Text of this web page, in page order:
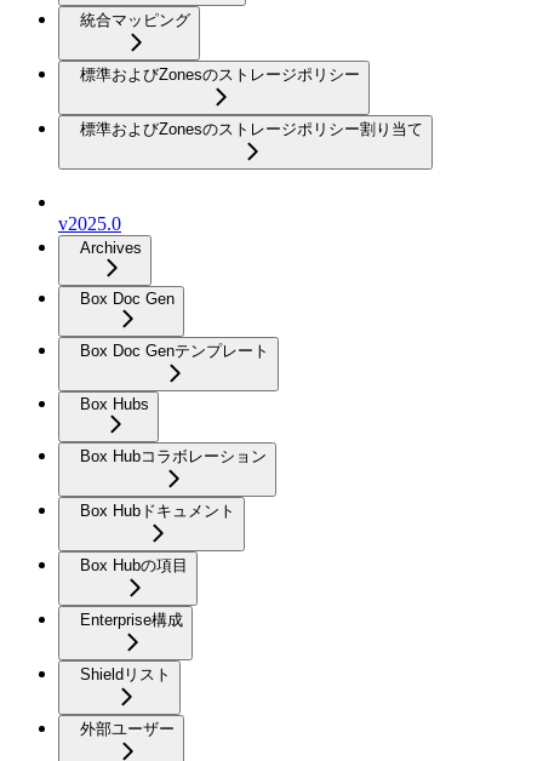
統合マッピング
標準およびZonesのストレージポリシー
標準およびZonesのストレージポリシー割り当て
v2025.0
Archives
Box Doc Gen
Box Doc Genテンプレート
Box Hubs
Box Hubコラボレーション
Box Hubドキュメント
Box Hubの項目
Enterprise構成
Shieldリスト
外部ユーザー